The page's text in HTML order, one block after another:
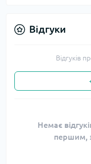
Відгуки
Відгуків
Немає
першим,